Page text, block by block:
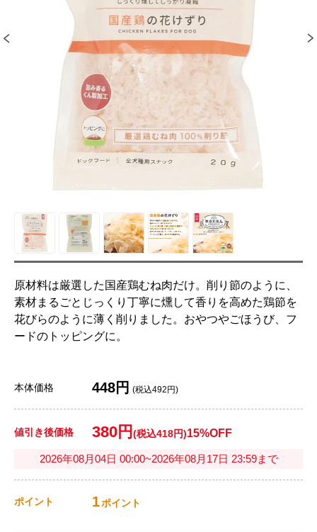
原材料は厳選した国産鶏むね肉だけ。削り節のように、
素材まるごとじっくり丁寧に燻して香りを高めた鶏節を
花びらのように薄く削りました。おやつやごほうび、フ
ードのトッピングに。
本体価格 448円 (税込492円)
値引き後価格 380円 (税込418円)15%OFF
2026年08月04日 00:00~2026年08月17日 23:59まで
ポイント 1ポイント